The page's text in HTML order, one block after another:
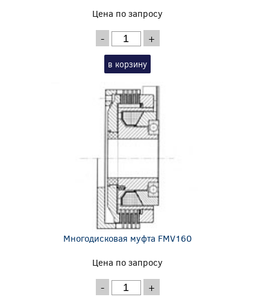
Цена по запросу
- +
в корзину
Многодисковая муфта FMV160
Цена по запросу
- +